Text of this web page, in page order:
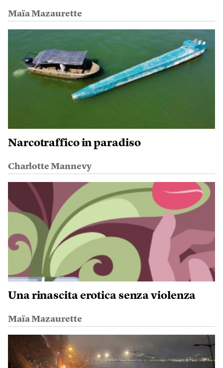
Maïa Mazaurette
Narcotraffico in paradiso
Charlotte Mannevy
Una rinascita erotica senza violenza
Maïa Mazaurette